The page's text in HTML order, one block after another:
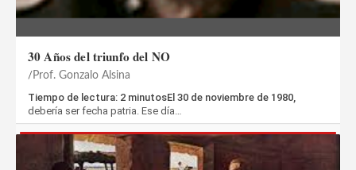
30 Años del triunfo del NO
Prof. Gonzalo Alsina
Tiempo de lectura: 2 minutosEl 30 de noviembre de 1980,
debería ser fecha patria. Ese día…